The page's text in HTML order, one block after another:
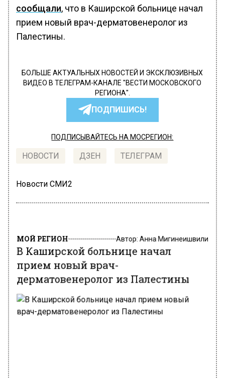
сообщали, что в Каширской больнице начал
прием новый врач-дерматовенеролог из
Палестины.
БОЛЬШЕ АКТУАЛЬНЫХ НОВОСТЕЙ И ЭКСКЛЮЗИВНЫХ
ВИДЕО В ТЕЛЕГРАМ-КАНАЛЕ "ВЕСТИ МОСКОВСКОГО
РЕГИОНА".
ПОДПИШИСЬ!
ПОДПИСЫВАЙТЕСЬ НА МОСРЕГИОН:
НОВОСТИ ДЗЕН ТЕЛЕГРАМ
Новости СМИ2
МОЙ РЕГИОН Автор: Анна Мигинеишвили
В Каширской больнице начал
прием новый врач-
дерматовенеролог из Палестины